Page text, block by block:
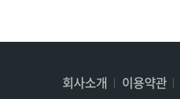
회사소개 이용약관